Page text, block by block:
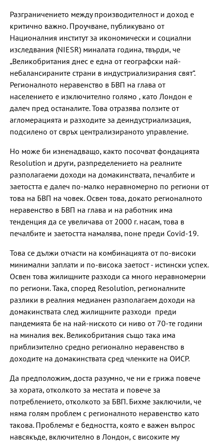
Разграничението между производителност и доход е
критично важно. Проучване, публикувано от
Националния институт за икономически и социални
изследвания (NIESR) миналата година, твърди, че
„Великобритания днес е една от географски най-
небалансираните страни в индустриализирания свят“.
Регионалното неравенство в БВП на глава от
населението е изключително голямо , като Лондон е
далеч пред останалите. Това отразява ползите от
агломерацията и разходите за деиндустриализация,
подсилено от свръх централизираното управление.
Но може би изненадващо, както посочват фондацията
Resolution и други, разпределението на реалните
разполагаеми доходи на домакинствата, печалбите и
заетостта е далеч по-малко неравномерно по региони от
това на БВП на човек. Освен това, докато регионалното
неравенство в БВП на глава и на работник има
тенденция да се увеличава от 2000 г. насам, това в
печалбите и заетостта намалява, поне преди Covid-19.
Това се дължи отчасти на комбинацията от по-високи
минимални заплати и по-висока заетост - истински успех.
Освен това жилищните разходи са много неравномерни
по региони. Така, според Resolution, регионалните
разлики в реалния медианен разполагаем доходи на
домакинствата след жилищните разходи преди
пандемията бе на най-ниското си ниво от 70-те години
на миналия век. Великобритания също така има
приблизително средно регионално неравенство в
доходите на домакинствата сред членките на ОИСР.
Да предположим, доста разумно, че ни е грижа повече
за хората, отколкото за местата и повече за
потреблението, отколкото за БВП. Бихме заключили, че
няма голям проблем с регионалното неравенство като
такова. Проблемът е бедността, която е важен въпрос
навсякъде, включително в Лондон, с високите му